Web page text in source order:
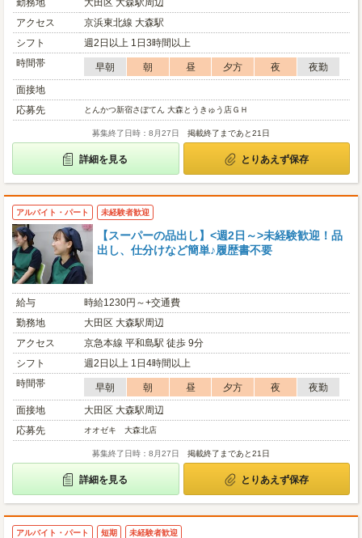
勤務地
大田区 大森駅周辺
アクセス
京浜東北線 大森駅
シフト
週2日以上 1日3時間以上
時間帯
早朝 朝 昼 夕方 夜
夜勤
面接地
応募先
とんかつ新宿さぼてん 大森とうきゅう店ＧＨ
募集終了日時：8月27日 掲載終了まであと21日
詳細を見る とりあえず保存
アルバイト・パート 未経験者歓迎
【スーパーの品出し】<週2日～>未経験歓迎！品
出し、仕分けなど簡単♪履歴書不要
給与
時給1230円～+交通費
勤務地
大田区 大森駅周辺
アクセス
京急本線 平和島駅 徒歩 9分
シフト
週2日以上 1日4時間以上
時間帯
早朝 朝 昼 夕方 夜
夜勤
面接地
大田区 大森駅周辺
応募先
オオゼキ 大森北店
募集終了日時：8月27日 掲載終了まであと21日
詳細を見る とりあえず保存
アルバイト・パート 短期 未経験者歓迎